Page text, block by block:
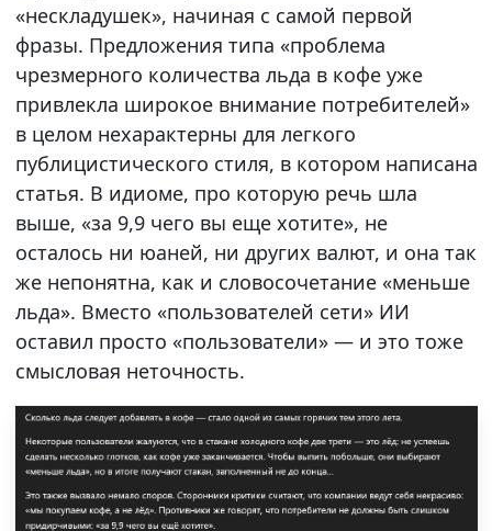
«нескладушек», начиная с самой первой
фразы. Предложения типа «проблема
чрезмерного количества льда в кофе уже
привлекла широкое внимание потребителей»
в целом нехарактерны для легкого
публицистического стиля, в котором написана
статья. В идиоме, про которую речь шла
выше, «за 9,9 чего вы еще хотите», не
осталось ни юаней, ни других валют, и она так
же непонятна, как и словосочетание «меньше
льда». Вместо «пользователей сети» ИИ
оставил просто «пользователи» — и это тоже
смысловая неточность.